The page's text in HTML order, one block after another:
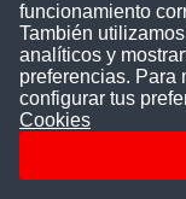
27 plazas
27 plazas
21 plazas
funcionamiento
También
analíticos y
preferencias. Para
configurar tus
Cookies